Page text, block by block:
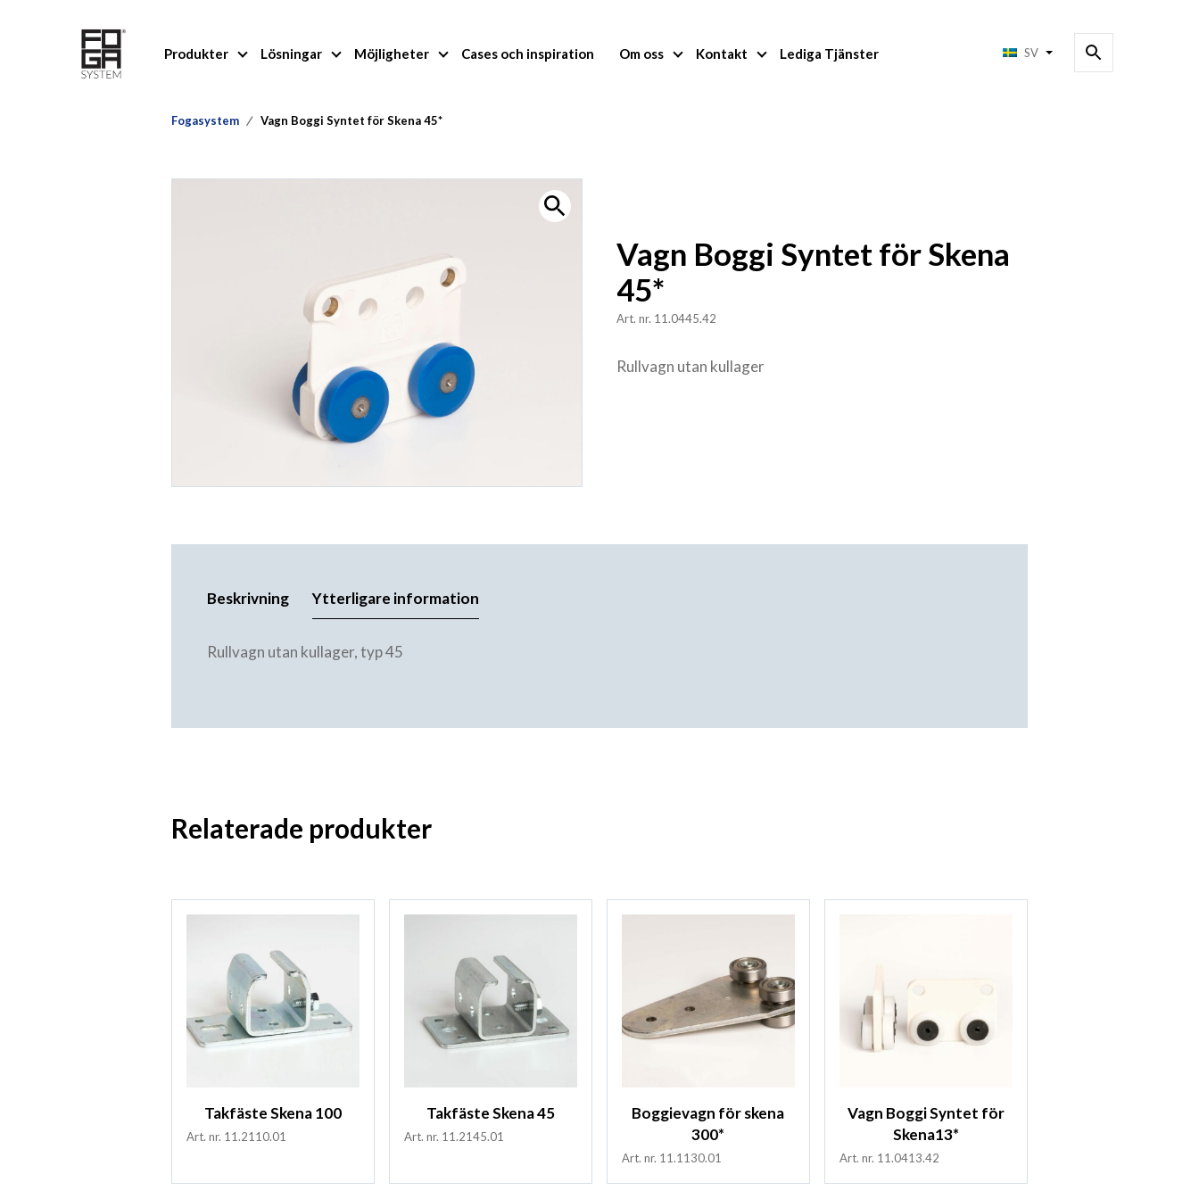
Produkter Lösningar Möjligheter Cases och inspiration Om oss Kontakt Lediga Tjänster SV
Fogasystem Vagn Boggi Syntet för Skena 45*
Vagn Boggi Syntet för Skena
45*
Art. nr. 11.0445.42
Rullvagn utan kullager
Beskrivning Ytterligare information
Rullvagn utan kullager, typ 45
Relaterade produkter
Takfäste Skena 100
Art. nr. 11.2110.01
Takfäste Skena 45
Art. nr. 11.2145.01
Boggievagn för skena
300*
Art. nr. 11.1130.01
Vagn Boggi Syntet för
Skena13*
Art. nr. 11.0413.42